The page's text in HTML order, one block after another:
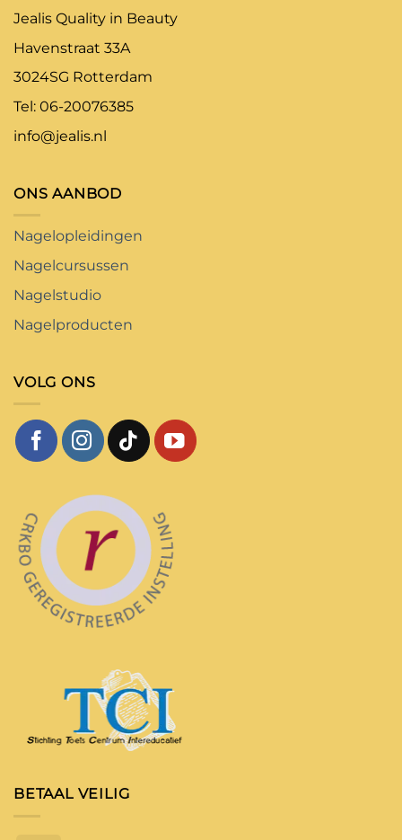
Jealis Quality in Beauty
Havenstraat 33A
3024SG Rotterdam
Tel: 06-20076385
info@jealis.nl
ONS AANBOD
Nagelopleidingen
Nagelcursussen
Nagelstudio
Nagelproducten
VOLG ONS
BETAAL VEILIG